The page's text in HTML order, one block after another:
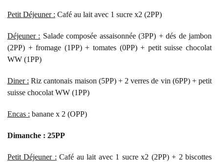
Petit Déjeuner : Café au lait avec 1 sucre x2 (2PP)
Déjeuner : Salade composée assaisonnée (3PP) + dés de jambon
(2PP) + fromage (1PP) + tomates (0PP) + petit suisse chocolat
WW (1PP)
Diner : Riz cantonais maison (5PP) + 2 verres de vin (6PP) + petit
suisse chocolat WW (1PP)
Encas : banane x 2 (OPP)
Dimanche : 25PP
Petit Déjeuner : Café au lait avec 1 sucre x2 (2PP) + 2 biscottes